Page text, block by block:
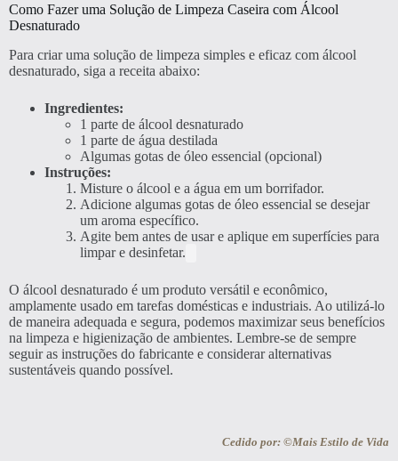
Como Fazer uma Solução de Limpeza Caseira com Álcool
Desnaturado
Para criar uma solução de limpeza simples e eficaz com álcool
desnaturado, siga a receita abaixo:
Ingredientes:
1 parte de álcool desnaturado
1 parte de água destilada
Algumas gotas de óleo essencial (opcional)
Instruções:
Misture o álcool e a água em um borrifador.
Adicione algumas gotas de óleo essencial se desejar
um aroma específico.
Agite bem antes de usar e aplique em superfícies para
limpar e desinfetar.
O álcool desnaturado é um produto versátil e econômico,
amplamente usado em tarefas domésticas e industriais. Ao utilizá-lo
de maneira adequada e segura, podemos maximizar seus benefícios
na limpeza e higienização de ambientes. Lembre-se de sempre
seguir as instruções do fabricante e considerar alternativas
sustentáveis quando possível.
Cedido por: ©Mais Estilo de Vida